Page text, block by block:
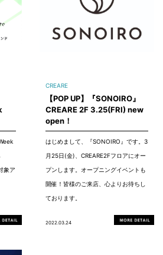
象ア
CREARE
【POP UP】『SONOIRO』
CREARE 2F 3.25(FRI) new
open！
はじめまして、『SONOIRO』です。3
月25日(金)、CREARE2Fフロアにオー
プンします。オープニングイベントも
開催！皆様のご来店、心よりお待ちし
ております。
2022.03.24